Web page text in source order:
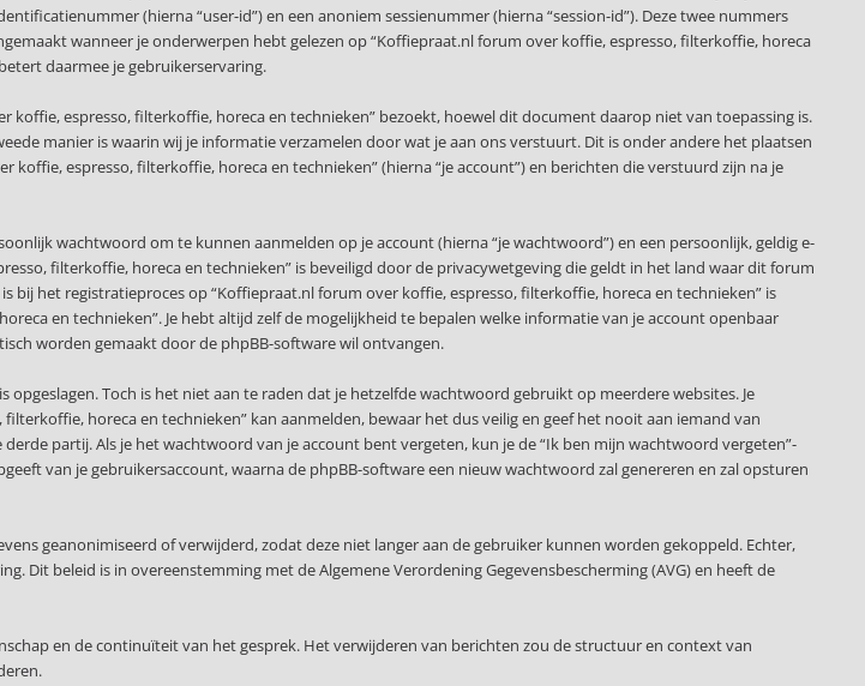
(hierna “user-id”) en een anoniem sessienummer (hierna “session-id”). Deze twee nummers
wanneer je onderwerpen hebt gelezen op “Koffiepraat.nl forum over koffie, espresso, filterkoffie, horeca
daarmee je gebruikerservaring.
espresso, filterkoffie, horeca en technieken” bezoekt, hoewel dit document daarop niet van toepassing is.
manier is waarin wij je informatie verzamelen door wat je aan ons verstuurt. Dit is onder andere het plaatsen
espresso, filterkoffie, horeca en technieken” (hierna “je account”) en berichten die verstuurd zijn na je
wachtwoord om te kunnen aanmelden op je account (hierna “je wachtwoord”) en een persoonlijk, geldig e-
filterkoffie, horeca en technieken” is beveiligd door de privacywetgeving die geldt in het land waar dit forum
het registratieproces op “Koffiepraat.nl forum over koffie, espresso, filterkoffie, horeca en technieken” is
en technieken”. Je hebt altijd zelf de mogelijkheid te bepalen welke informatie van je account openbaar
worden gemaakt door de phpBB-software wil ontvangen.
Toch is het niet aan te raden dat je hetzelfde wachtwoord gebruikt op meerdere websites. Je
horeca en technieken” kan aanmelden, bewaar het dus veilig en geef het nooit aan iemand van
partij. Als je het wachtwoord van je account bent vergeten, kun je de “Ik ben mijn wachtwoord vergeten”-
van je gebruikersaccount, waarna de phpBB-software een nieuw wachtwoord zal genereren en zal opsturen
geanonimiseerd of verwijderd, zodat deze niet langer aan de gebruiker kunnen worden gekoppeld. Echter,
Dit beleid is in overeenstemming met de Algemene Verordening Gegevensbescherming (AVG) en heeft de
en de continuïteit van het gesprek. Het verwijderen van berichten zou de structuur en context van